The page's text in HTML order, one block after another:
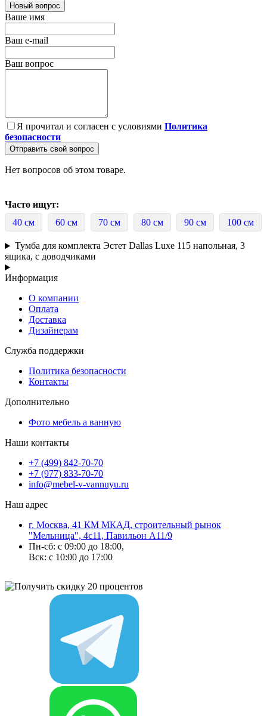
Новый вопрос
Ваше имя
Ваш e-mail
Ваш вопрос
Я прочитал и согласен с условиями Политика
безопасности
Отправить свой вопрос
Нет вопросов об этом товаре.
Часто ищут:
40 см
60 см 70 см 80 см 90 см 100 см
Тумба для комплекта Эстет Dallas Luxe 115 напольная, 3
ящика, с доводчиками
Информация
О компании
Оплата
Доставка
Дизайнерам
Служба поддержки
Политика безопасности
Контакты
Дополнительно
Фото мебель а ванную
Наши контакты
+7 (499) 842-70-70
+7 (977) 833-70-70
info@mebel-v-vannuyu.ru
Наш адрес
г. Москва, 41 КМ МКАД, строительный рынок
"Мельница", 4с11, Павильон А11/9
Пн-сб: с 09:00 до 18:00,
Вск: с 10:00 до 17:00